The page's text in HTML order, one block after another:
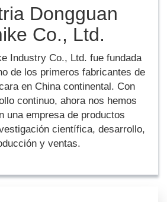
Dongguan
Co., Ltd.
Industry Co., Ltd. fue fundada
de los primeros fabricantes de
en China continental. Con
continuo, ahora nos hemos
una empresa de productos
científica, desarrollo,
y ventas.